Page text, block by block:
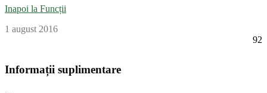
Inapoi la Funcții
1 august 2016
92
Informații suplimentare